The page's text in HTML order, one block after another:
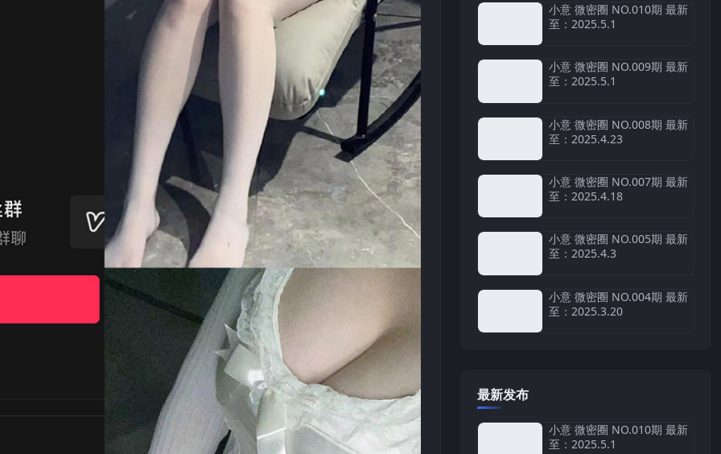
小意 微密圈 NO.010期 最新
至：2025.5.1
小意 微密圈 NO.009期 最新
至：2025.5.1
小意 微密圈 NO.008期 最新
至：2025.4.23
小意 微密圈 NO.007期 最新
至：2025.4.18
小意 微密圈 NO.005期 最新
至：2025.4.3
小意 微密圈 NO.004期 最新
至：2025.3.20
最新发布
小意 微密圈 NO.010期 最新
至：2025.5.1